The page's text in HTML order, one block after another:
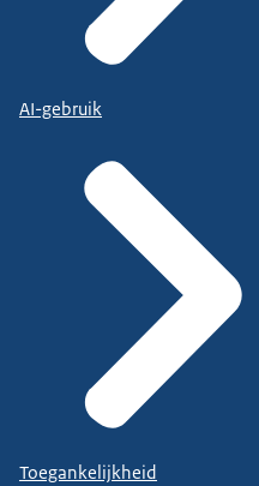
AI-gebruik
Toegankelijkheid